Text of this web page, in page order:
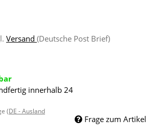
Versand (Deutsche Post Brief)
innerhalb 24
(DE - Ausland
Frage zum Artikel